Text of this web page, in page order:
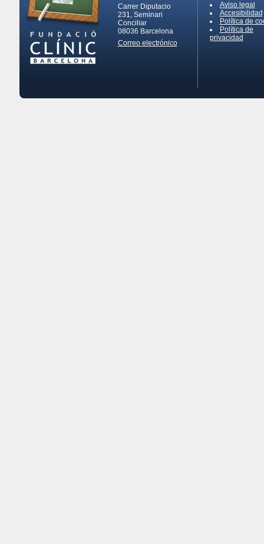
Carrer Diputacio
231, Seminari
Conciliar
08036 Barcelona
Correo electrónico
Aviso legal
Accesibilidad
Política de
Política de
privacidad